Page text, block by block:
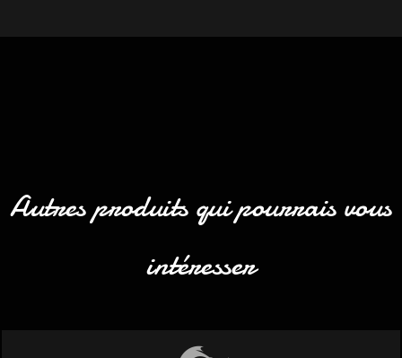
Autres produits qui pourrais vous
intéresser